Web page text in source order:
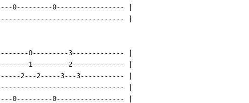
0---------0----------------- |
|
0---------3------------- |
1---------2------------- |
2---2-----3---3----------- |
|
0---------0----------------- |